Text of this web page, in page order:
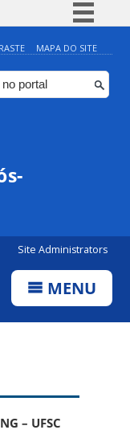
BR
Participe
Canais
MAPA DO SITE
Site Administrators
MENU
– UFSC